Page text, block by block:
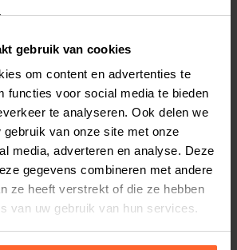
gebruik van cookies
om content en advertenties te
functies voor social media te bieden
te analyseren. Ook delen we
gebruik van onze site met onze
media, adverteren en analyse. Deze
gegevens combineren met andere
ze heeft verstrekt of die ze hebben
van uw gebruik van hun services.
op het dieet van uw hond,
vitamines, calcium en ijzer.
versie is verrijkt met heerlijke
peer, dit zorgt voor een echte
uw hond. Door de speciale
het tandvlees
tanden gereinigd. Het
zorgt bovendien voor
De snacks zijn 100% glutenvrij
in:(2 weken)
Elke
4 weken
Elke
6 weken
Elke
Elke